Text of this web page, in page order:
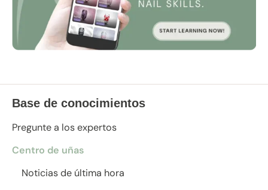
Base de conocimientos
Pregunte a los expertos
Centro de uñas
Noticias de última hora